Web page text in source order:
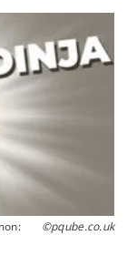
©pqube.co.uk